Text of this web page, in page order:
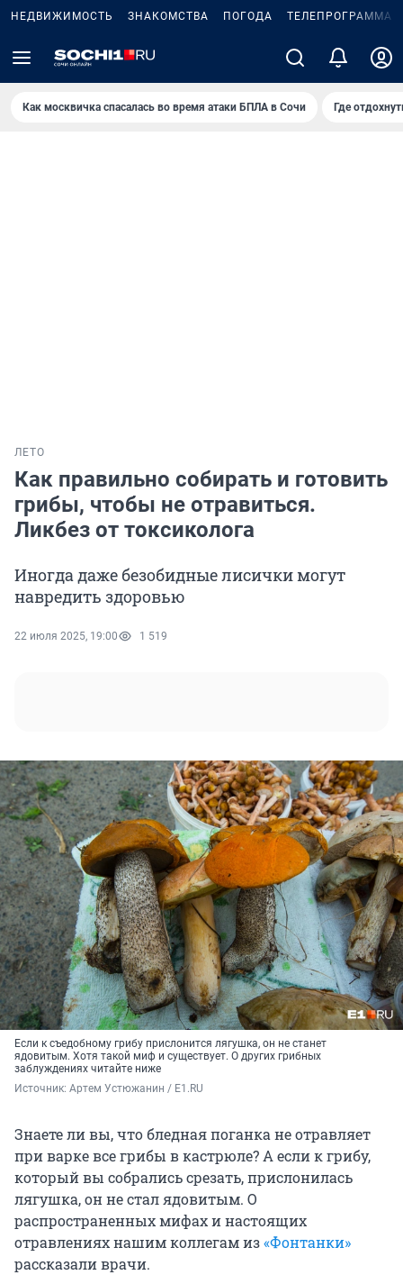
НЕДВИЖИМОСТЬ ЗНАКОМСТВА ПОГОДА ТЕЛЕПРОГРАММА
Как москвичка спасалась во время атаки БПЛА в Сочи Где
ЛЕТО
Как правильно собирать и готовить
грибы, чтобы не отравиться.
Ликбез от токсиколога
Иногда даже безобидные лисички могут
навредить здоровью
22 июля 2025, 19:00 1 519
Если к съедобному грибу прислонится лягушка, он не станет
ядовитым. Хотя такой миф и существует. О других грибных
заблуждениях читайте ниже
Источник: Артем Устюжанин / E1.RU
Знаете ли вы, что бледная поганка не отравляет
при варке все грибы в кастрюле? А если к грибу,
который вы собрались срезать, прислонилась
лягушка, он не стал ядовитым. О
распространенных мифах и настоящих
отравлениях нашим коллегам из«Фонтанки»
рассказали врачи.